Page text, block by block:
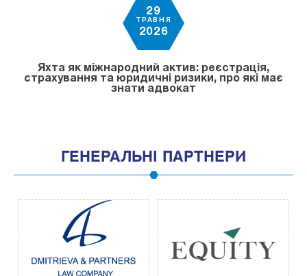
29
ТРАВНЯ
2026
Яхта як міжнародний актив: реєстрація,
страхування та юридичні ризики, про які має
знати адвокат
ГЕНЕРАЛЬНІ ПАРТНЕРИ